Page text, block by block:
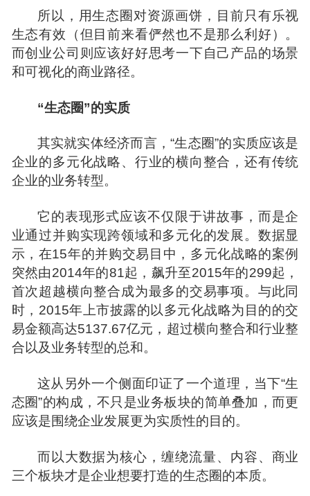
所以，用生态圈对资源画饼，目前只有乐视
生态有效（但目前来看俨然也不是那么利好）。
而创业公司则应该好好思考一下自己产品的场景
和可视化的商业路径。
“生态圈”的实质
其实就实体经济而言，“生态圈”的实质应该是
企业的多元化战略、行业的横向整合，还有传统
企业的业务转型。
它的表现形式应该不仅限于讲故事，而是企
业通过并购实现跨领域和多元化的发展。数据显
示，在15年的并购交易目中，多元化战略的案例
突然由2014年的81起，飙升至2015年的299起，
首次超越横向整合成为最多的交易事项。与此同
时，2015年上市披露的以多元化战略为目的的交
易金额高达5137.67亿元，超过横向整合和行业整
合以及业务转型的总和。
这从另外一个侧面印证了一个道理，当下“生
态圈”的构成，不只是业务板块的简单叠加，而更
应该是围绕企业发展更为实质性的目的。
而以大数据为核心，缠绕流量、内容、商业
三个板块才是企业想要打造的生态圈的本质。